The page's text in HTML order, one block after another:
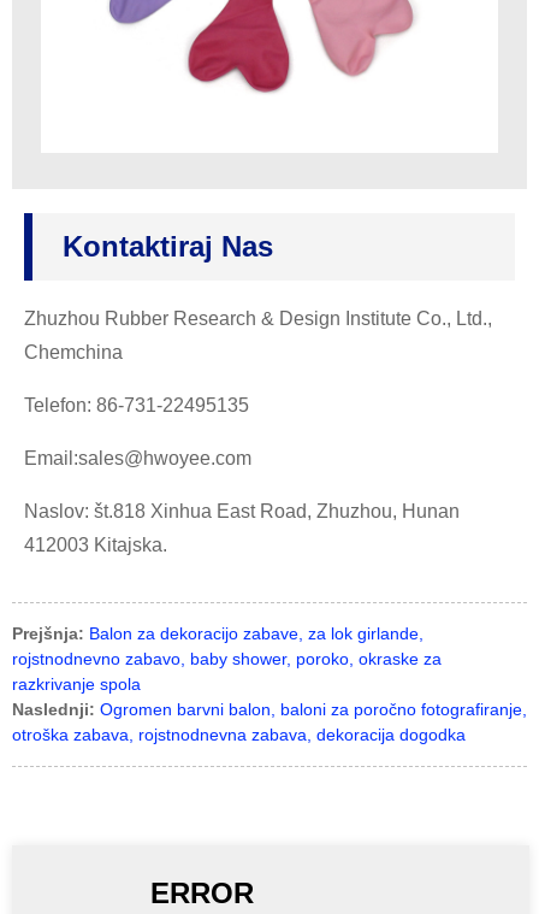
Kontaktiraj Nas
Zhuzhou Rubber Research & Design Institute Co., Ltd.,
Chemchina
Telefon: 86-731-22495135
Email:sales@hwoyee.com
Naslov: št.818 Xinhua East Road, Zhuzhou, Hunan
412003 Kitajska.
Prejšnja: Balon za dekoracijo zabave, za lok girlande,
rojstnodnevno zabavo, baby shower, poroko, okraske za
razkrivanje spola
Naslednji: Ogromen barvni balon, baloni za poročno fotografiranje,
otroška zabava, rojstnodnevna zabava, dekoracija dogodka